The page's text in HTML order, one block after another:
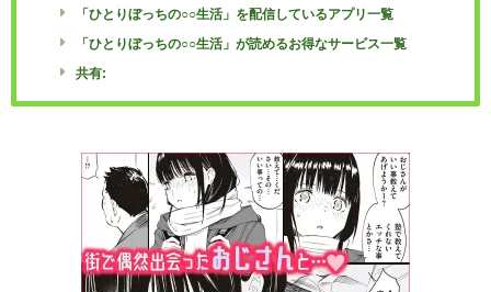
「ひとりぼっちの○○生活」を配信しているアプリ一覧
「ひとりぼっちの○○生活」が読めるお得なサービス一覧
共有: